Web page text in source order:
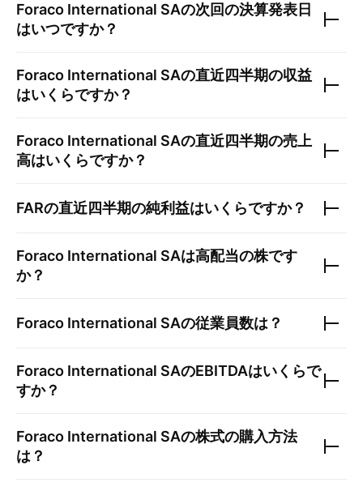
Foraco International SAの次回の決算発表日
はいつですか？
Foraco International SAの直近四半期の収益
はいくらですか？
Foraco International SAの直近四半期の売上
高はいくらですか？
FARの直近四半期の純利益はいくらですか？
Foraco International SAは高配当の株です
か？
Foraco International SAの従業員数は？
Foraco International SAのEBITDAはいくらで
すか？
Foraco International SAの株式の購入方法
は？